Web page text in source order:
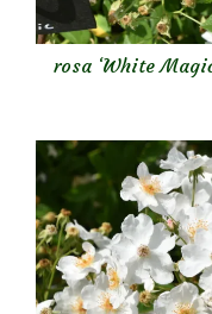
rosa ‘White